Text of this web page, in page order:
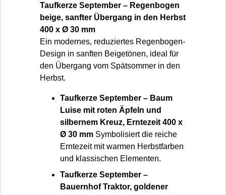
Taufkerze September – Regenbogen
beige, sanfter Übergang in den Herbst
400 x Ø 30 mm
Ein modernes, reduziertes Regenbogen-
Design in sanften Beigetönen, ideal für
den Übergang vom Spätsommer in den
Herbst.
Taufkerze September – Baum
Luise mit roten Äpfeln und
silbernem Kreuz, Erntezeit 400 x
Ø 30 mm Symbolisiert die reiche
Erntezeit mit warmen Herbstfarben
und klassischen Elementen.
Taufkerze September –
Bauernhof Traktor, goldener